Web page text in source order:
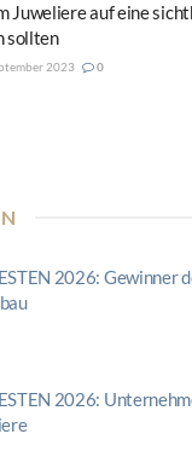
Juweliere auf eine
sollten
2023 0
2026: Gewinner
2026: